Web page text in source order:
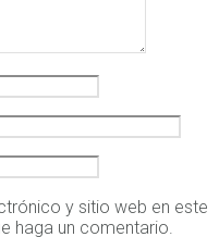
y sitio web en este
haga un comentario.